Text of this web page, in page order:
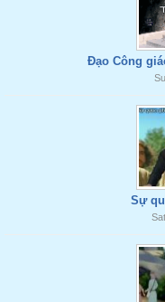
Đạo Công
Sự